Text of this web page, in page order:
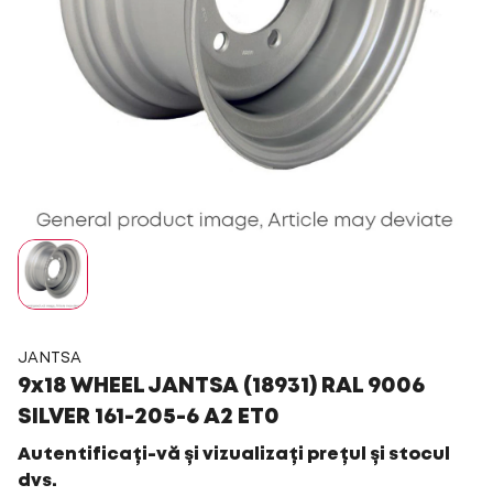
JANTSA
9x18 WHEEL JANTSA (18931) RAL 9006
SILVER 161-205-6 A2 ET0
Autentificați-vă și vizualizați prețul și stocul
dvs.